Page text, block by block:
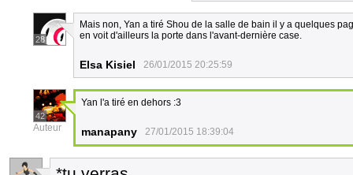
28
Mais non, Yan a tiré Shou de la salle de bain il y a quelques
en voit d'ailleurs la porte dans l'avant-dernière case.
Elsa Kisiel 26/01/2015 20:25:59
42
Auteur
Yan l'a tiré en dehors :3
manapany 27/01/2015 18:39:04